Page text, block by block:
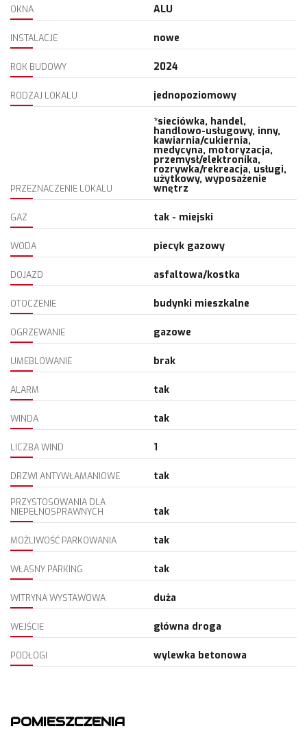
OKNA ALU
INSTALACJE nowe
ROK BUDOWY 2024
RODZAJ LOKALU jednopoziomowy
PRZEZNACZENIE LOKALU
*sieciówka, handel,
handlowo-usługowy, inny,
kawiarnia/cukiernia,
medycyna, motoryzacja,
przemysł/elektronika,
rozrywka/rekreacja, usługi,
użytkowy, wyposażenie
wnętrz
GAZ tak - miejski
WODA piecyk gazowy
DOJAZD asfaltowa/kostka
OTOCZENIE budynki mieszkalne
OGRZEWANIE gazowe
UMEBLOWANIE brak
ALARM tak
WINDA tak
LICZBA WIND 1
DRZWI ANTYWŁAMANIOWE tak
PRZYSTOSOWANIA DLA
NIEPEŁNOSPRAWNYCH
tak
MOŻLIWOŚĆ PARKOWANIA tak
WŁASNY PARKING tak
WITRYNA WYSTAWOWA duża
WEJŚCIE główna droga
PODŁOGI wylewka betonowa
POMIESZCZENIA